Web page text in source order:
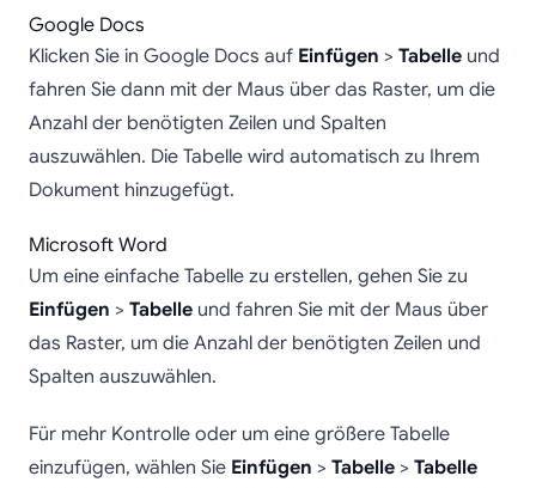
Google Docs
Klicken Sie in Google Docs auf Einfügen > Tabelle und
fahren Sie dann mit der Maus über das Raster, um die
Anzahl der benötigten Zeilen und Spalten
auszuwählen. Die Tabelle wird automatisch zu Ihrem
Dokument hinzugefügt.
Microsoft Word
Um eine einfache Tabelle zu erstellen, gehen Sie zu
Einfügen > Tabelle und fahren Sie mit der Maus über
das Raster, um die Anzahl der benötigten Zeilen und
Spalten auszuwählen.
Für mehr Kontrolle oder um eine größere Tabelle
einzufügen, wählen Sie Einfügen > Tabelle > Tabelle